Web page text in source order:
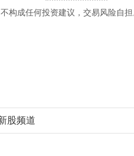
构成任何投资建议，交易风险自担
股频道